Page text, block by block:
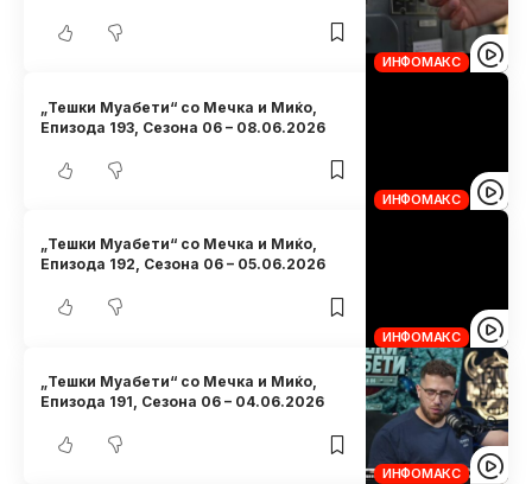
ИНФОМАКС
ИНФОМАКС
„Тешки Муабети“ со Мечка и Миќо,
Eпизода 193, Сезона 06 – 08.06.2026
ИНФОМАКС
„Тешки Муабети“ со Мечка и Миќо,
Eпизода 192, Сезона 06 – 05.06.2026
ИНФОМАКС
„Тешки Муабети“ со Мечка и Миќо,
Eпизода 191, Сезона 06 – 04.06.2026